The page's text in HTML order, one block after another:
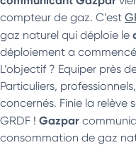
compteur de gaz. C’est
gaz naturel qui déploie le
déploiement a commencé
L’objectif ? Equiper près
Particuliers,
concernés. Finie la relève
GRDF ! Gazpar
consommation de gaz